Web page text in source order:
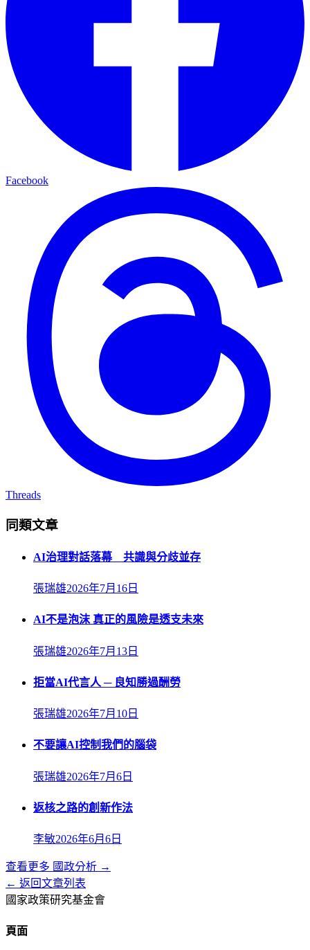
Facebook
Threads
同類文章
AI治理對話落幕 共識與分歧並存
張瑞雄2026年7月16日
AI不是泡沫 真正的風險是透支未來
張瑞雄2026年7月13日
拒當AI代言人 ─ 良知勝過酬勞
張瑞雄2026年7月10日
不要讓AI控制我們的腦袋
張瑞雄2026年7月6日
返核之路的創新作法
李敏2026年6月6日
查看更多 國政分析 →
← 返回文章列表
國家政策研究基金會
頁面